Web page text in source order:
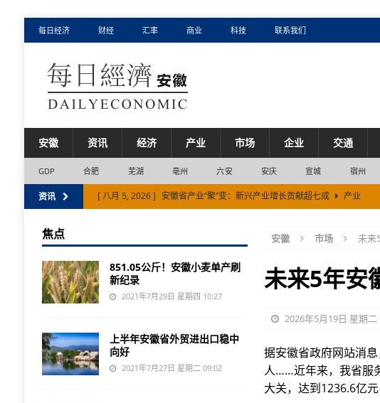
每日经济 财经 汇率 商业 科技 联系我们
安徽 资讯 经济 产业 市场 企业 交通
GDP 合肥 芜湖 亳州 六安 安庆 宣城 宿州
资讯 [ 八月 4, 2026 ] 目前安徽省电网运行平稳电力供需总体平衡
市场
[ 八月 5, 2026 ] 安徽省产业“聚”变：新兴产业增长贡献超七成 产业
安徽 市场 未来
未来5年安
2026年5月19日 星期二
据安徽省政府网站消
人……近年来，我省服
大关，达到1236.6亿元
焦点
851.05公斤！安徽小麦单产刷
新纪录
2021年7月29日 星期四 10:27
上半年安徽省外贸进出口稳中
向好
2021年7月27日 星期二 09:02